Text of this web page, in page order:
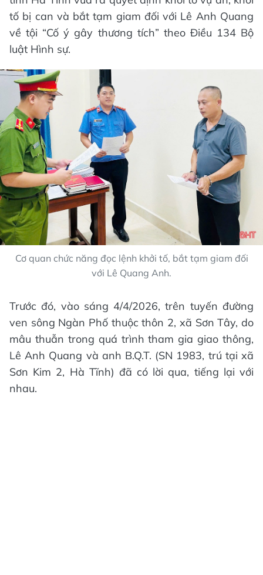
tố bị can và bắt tạm giam đối với Lê Anh Quang
về tội “Cố ý gây thương tích” theo Điều 134 Bộ
luật Hình sự.
Cơ quan chức năng đọc lệnh khởi tố, bắt tạm giam đối
với Lê Quang Anh.
Trước đó, vào sáng 4/4/2026, trên tuyến đường
ven sông Ngàn Phố thuộc thôn 2, xã Sơn Tây, do
mâu thuẫn trong quá trình tham gia giao thông,
Lê Anh Quang và anh B.Q.T. (SN 1983, trú tại xã
Sơn Kim 2, Hà Tĩnh) đã có lời qua, tiếng lại với
nhau.